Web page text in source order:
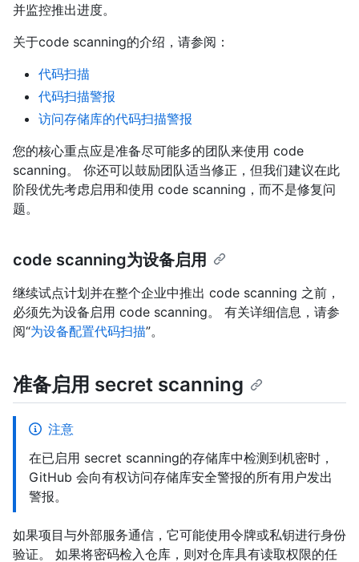
并监控推出进度。
关于code scanning的介绍，请参阅：
代码扫描
代码扫描警报
访问存储库的代码扫描警报
您的核心重点应是准备尽可能多的团队来使用 code
scanning。 你还可以鼓励团队适当修正，但我们建议在此
阶段优先考虑启用和使用 code scanning，而不是修复问
题。
code scanning为设备启用
继续试点计划并在整个企业中推出 code scanning 之前，
必须先为设备启用 code scanning。 有关详细信息，请参
阅“为设备配置代码扫描”。
准备启用 secret scanning
注意
在已启用 secret scanning的存储库中检测到机密时，
GitHub 会向有权访问存储库安全警报的所有用户发出
警报。
如果项目与外部服务通信，它可能使用令牌或私钥进行身份
验证。 如果将密码检入仓库，则对仓库具有读取权限的任